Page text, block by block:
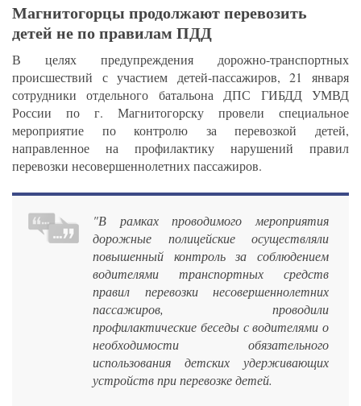
Магнитогорцы продолжают перевозить
детей не по правилам ПДД
В целях предупреждения дорожно-транспортных
происшествий с участием детей-пассажиров, 21 января
сотрудники отдельного батальона ДПС ГИБДД УМВД
России по г. Магнитогорску провели специальное
мероприятие по контролю за перевозкой детей,
направленное на профилактику нарушений правил
перевозки несовершеннолетних пассажиров.
"В рамках проводимого мероприятия
дорожные полицейские осуществляли
повышенный контроль за соблюдением
водителями транспортных средств
правил перевозки несовершеннолетних
пассажиров, проводили
профилактические беседы с водителями о
необходимости обязательного
использования детских удерживающих
устройств при перевозке детей.